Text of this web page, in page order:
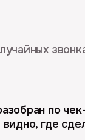
по
где